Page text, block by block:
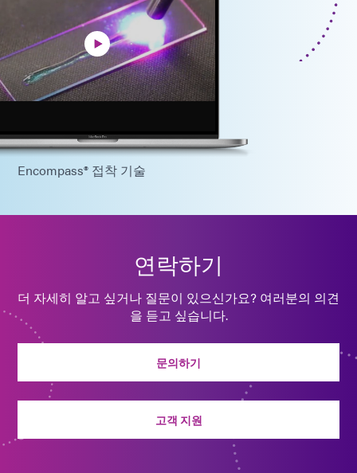
Encompass® 접착 기술
연락하기
더 자세히 알고 싶거나 질문이 있으신가요? 여러분의 의견
을 듣고 싶습니다.
문의하기
고객 지원